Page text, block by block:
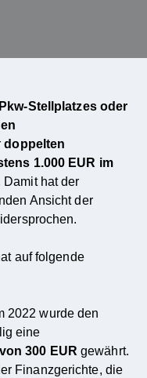
Stellplatzes oder
doppelten
1.000 EUR im
hat der
Ansicht der
auf folgende
2022 wurde den
eine
300 EUR gewährt.
Finanzgerichte, die